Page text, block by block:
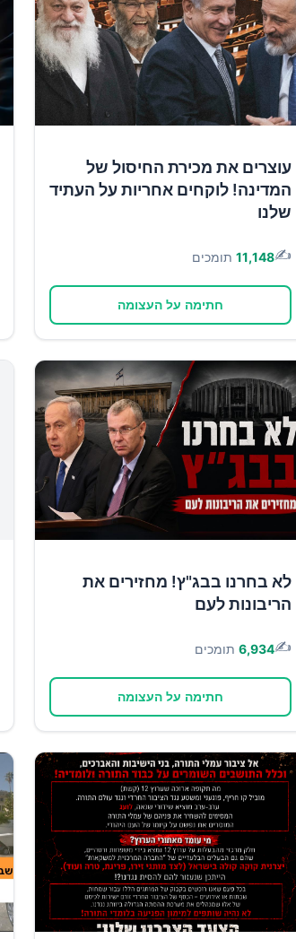
עוצרים את מכירת החיסול של
המדינה! לוקחים אחריות על העתיד
שלנו
✍️
11,148 תומכים
חתימה על העצומה
לא בחרנו בבג"ץ! מחזירים את
הריבונות לעם
✍️
6,934 תומכים
חתימה על העצומה